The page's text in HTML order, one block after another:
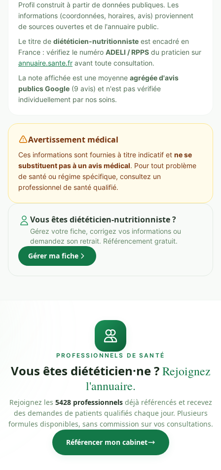
Profil construit à partir de données publiques. Les
informations (coordonnées, horaires, avis) proviennent
de sources ouvertes et de l'annuaire public.
Le titre de diététicien-nutritionniste est encadré en
France : vérifiez le numéro ADELI / RPPS du praticien sur
annuaire.sante.fr avant toute consultation.
La note affichée est une moyenne agrégée d'avis
publics Google (9 avis) et n'est pas vérifiée
individuellement par nos soins.
Avertissement médical
Ces informations sont fournies à titre indicatif et ne se
substituent pas à un avis médical. Pour tout problème
de santé ou régime spécifique, consultez un
professionnel de santé qualifié.
Vous êtes diététicien-nutritionniste ?
Gérez votre fiche, corrigez vos informations ou
demandez son retrait. Référencement gratuit.
Gérer ma fiche
PROFESSIONNELS DE SANTÉ
Vous êtes diététicien·ne ?Rejoignez
l'annuaire.
Rejoignez les 5428 professionnelsdéjà référencés et recevez
des demandes de patients qualifiés chaque jour. Plusieurs
formules disponibles, sans commission sur vos consultations.
Référencer mon cabinet